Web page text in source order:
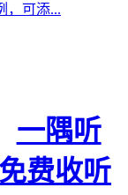
，可添...
一隅听
费收听